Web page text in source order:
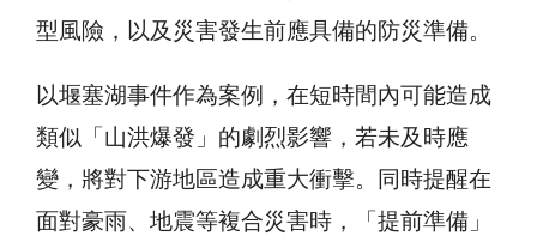
型風險，以及災害發生前應具備的防災準備。
以堰塞湖事件作為案例，在短時間內可能造成
類似「山洪爆發」的劇烈影響，若未及時應
變，將對下游地區造成重大衝擊。同時提醒在
面對豪雨、地震等複合災害時，「提前準備」